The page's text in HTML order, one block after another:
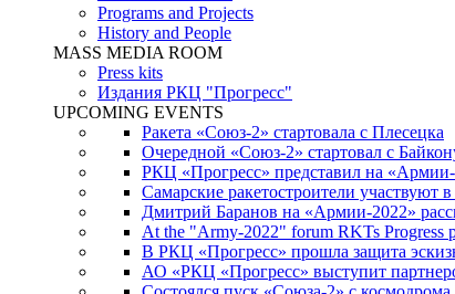
Programs and Projects
History and People
MASS MEDIA ROOM
Press kits
Издания РКЦ "Прогресс"
UPCOMING EVENTS
Ракета «Союз-2» стартовала с Плесецка
Очередной «Союз-2» стартовал с
РКЦ «Прогресс» представил на
Самарские ракетостроители
Дмитрий Баранов на «Армии-2022»
At the "Army-2022" forum RKTs Progress
В РКЦ «Прогресс» прошла защита
АО «РКЦ «Прогресс» выступит